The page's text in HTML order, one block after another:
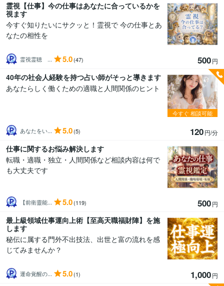
霊視【仕事】今の仕事はあなたに合っているかを
視ます
今すぐ知りたいにサクッと！霊視で 今の仕事とあ
なたの相性を
霊視霊聴 ... 5.0(47) 500円
40年の社会人経験を持つ占い師がそっと導きます
あなたらしく働くための適職と人間関係のヒント
あなたをい... 5.0(5) 120円/分
今すぐ 相談可能
仕事に関するお悩み解決します
転職・適職・独立・人間関係など相談内容は何で
も大丈夫です
【前衛靈能... 5.0(119) 500円
最上級領域仕事運向上術【至高天職福財陣】を施
します
秘伝に属する門外不出技法、出世と富の流れを感
じてみませんか？
運命覚醒の... 5.0(1) 1,000円